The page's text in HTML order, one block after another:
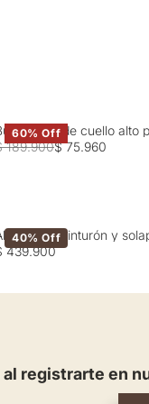
60% Off
tejido de cuello alto
189.900$ 75.960
40% Offcon cinturón y
439.900
al registrarte en